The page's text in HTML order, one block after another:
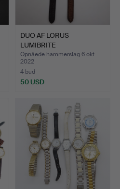
DUO AF LORUS
LUMIBRITE
ARMBANDURE.
Opnåede hammerslag 6 okt
2022
4 bud
50 USD